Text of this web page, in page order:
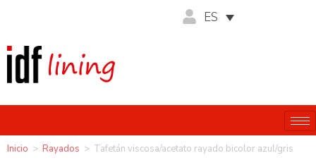
ES
Inicio > Rayados > Tafetán viscosa/acetato rayado bicolor azul/gris